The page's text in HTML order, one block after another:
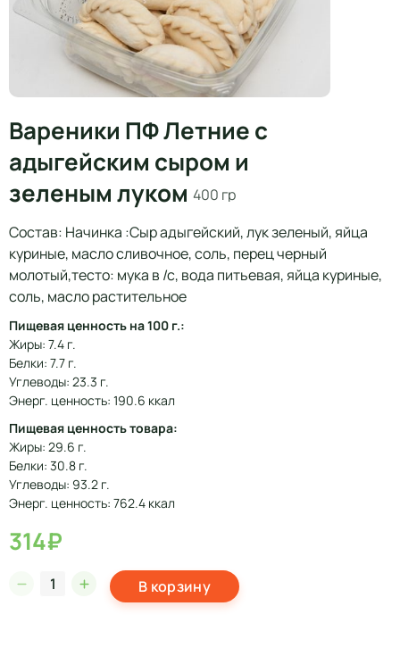
Вареники ПФ Летние с
адыгейским сыром и
зеленым луком 400 гр
Состав: Начинка :Сыр адыгейский, лук зеленый, яйца
куриные, масло сливочное, соль, перец черный
молотый,тесто: мука в /с, вода питьевая, яйца куриные,
соль, масло растительное
Пищевая ценность на 100 г.:
Жиры: 7.4 г.
Белки: 7.7 г.
Углеводы: 23.3 г.
Энерг. ценность: 190.6 ккал
Пищевая ценность товара:
Жиры: 29.6 г.
Белки: 30.8 г.
Углеводы: 93.2 г.
Энерг. ценность: 762.4 ккал
314₽
В корзину